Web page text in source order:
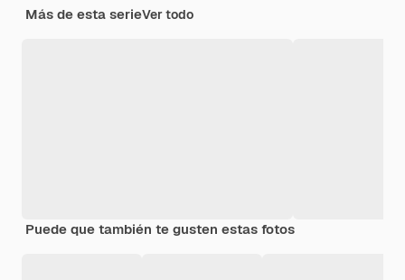
Más de esta serieVer todo
Puede que también te gusten estas fotos